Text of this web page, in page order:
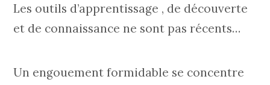
Les outils d’apprentissage , de découverte
et de connaissance ne sont pas récents…
Un engouement formidable se concentre